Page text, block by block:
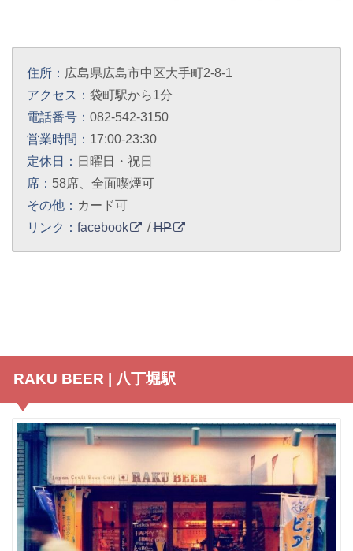
住所： 広島県広島市中区大手町2-8-1
アクセス： 袋町駅から1分
電話番号： 082-542-3150
営業時間： 17:00-23:30
定休日： 日曜日・祝日
席： 58席、全面喫煙可
その他： カード可
リンク： facebook /HP
RAKU BEER | 八丁堀駅